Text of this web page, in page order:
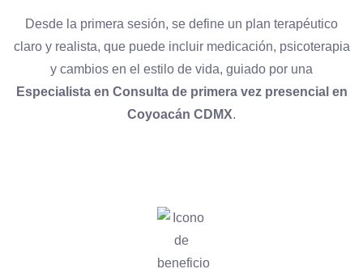
Desde la primera sesión, se define un plan terapéutico
claro y realista, que puede incluir medicación, psicoterapia
y cambios en el estilo de vida, guiado por una
Especialista en Consulta de primera vez presencial en
Coyoacán CDMX.